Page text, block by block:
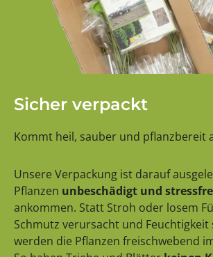
Sicher verpackt
Kommt heil, sauber und pflanzbereit
Unsere Verpackung ist darauf
Pflanzen unbeschädigt und
ankommen. Statt Stroh oder losem
Schmutz verursacht und Feuchtigkeit
werden die Pflanzen freischwebend